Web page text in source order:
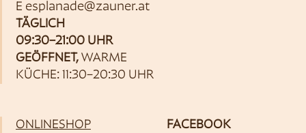
E esplanade@zauner.at
TÄGLICH
09:30–21:00 UHR
GEÖFFNET, WARME
KÜCHE: 11:30–20:30 UHR
ONLINESHOP
FACEBOOK